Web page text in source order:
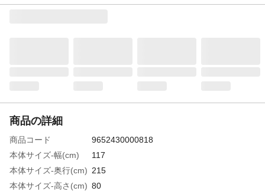
商品の詳細
商品コード
9652430000818
本体サイズ-幅(cm)
117
本体サイズ-奥行(cm) 215
本体サイズ-高さ(cm) 80